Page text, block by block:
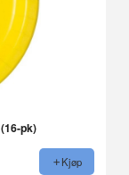
pk)
Kjøp